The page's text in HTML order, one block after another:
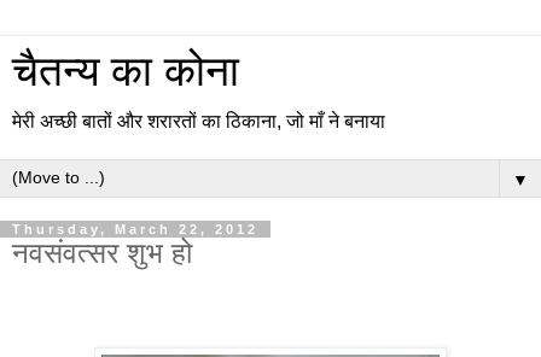
चैतन्य का कोना
मेरी अच्छी बातों और शरारतों का ठिकाना, जो माँ ने बनाया
▼
Thursday, March 22, 2012
नवसंवत्सर शुभ हो